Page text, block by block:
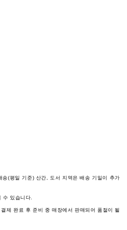
(평일 기준) 산간, 도서 지역은 배송 기일이 추가
수 있습니다.
제 완료 후 준비 중 매장에서 판매되어 품절이 될